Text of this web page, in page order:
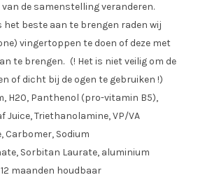
de samenstelling veranderen.
het beste aan te brengen raden wij
vingertoppen te doen of deze met
te brengen. (! Het is niet veilig om de
of dicht bij de ogen te gebruiken !)
H20, Panthenol (pro-vitamin B5),
Juice, Triethanolamine, VP/VA
Carbomer, Sodium
Sorbitan Laurate, aluminium
maanden houdbaar